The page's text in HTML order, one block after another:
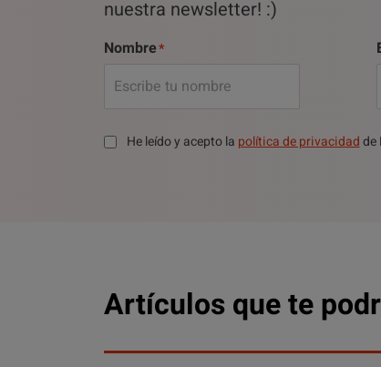
nuestra newsletter! :)
Nombre
He leído y acepto la política de privacidadde
Artículos que te